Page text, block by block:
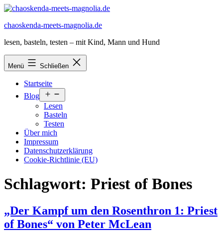
Zum
springen
chaoskenda-meets-magnolia.de
lesen, basteln, testen – mit Kind, Mann und Hund
Menü Schließen
Startseite
Blog
öffnen
Lesen
Basteln
Testen
Über mich
Impressum
Datenschutzerklärung
Cookie-Richtlinie (EU)
Schlagwort: Priest of Bones
„Der Kampf um den Rosenthron 1: Priest
of Bones“ von Peter McLean